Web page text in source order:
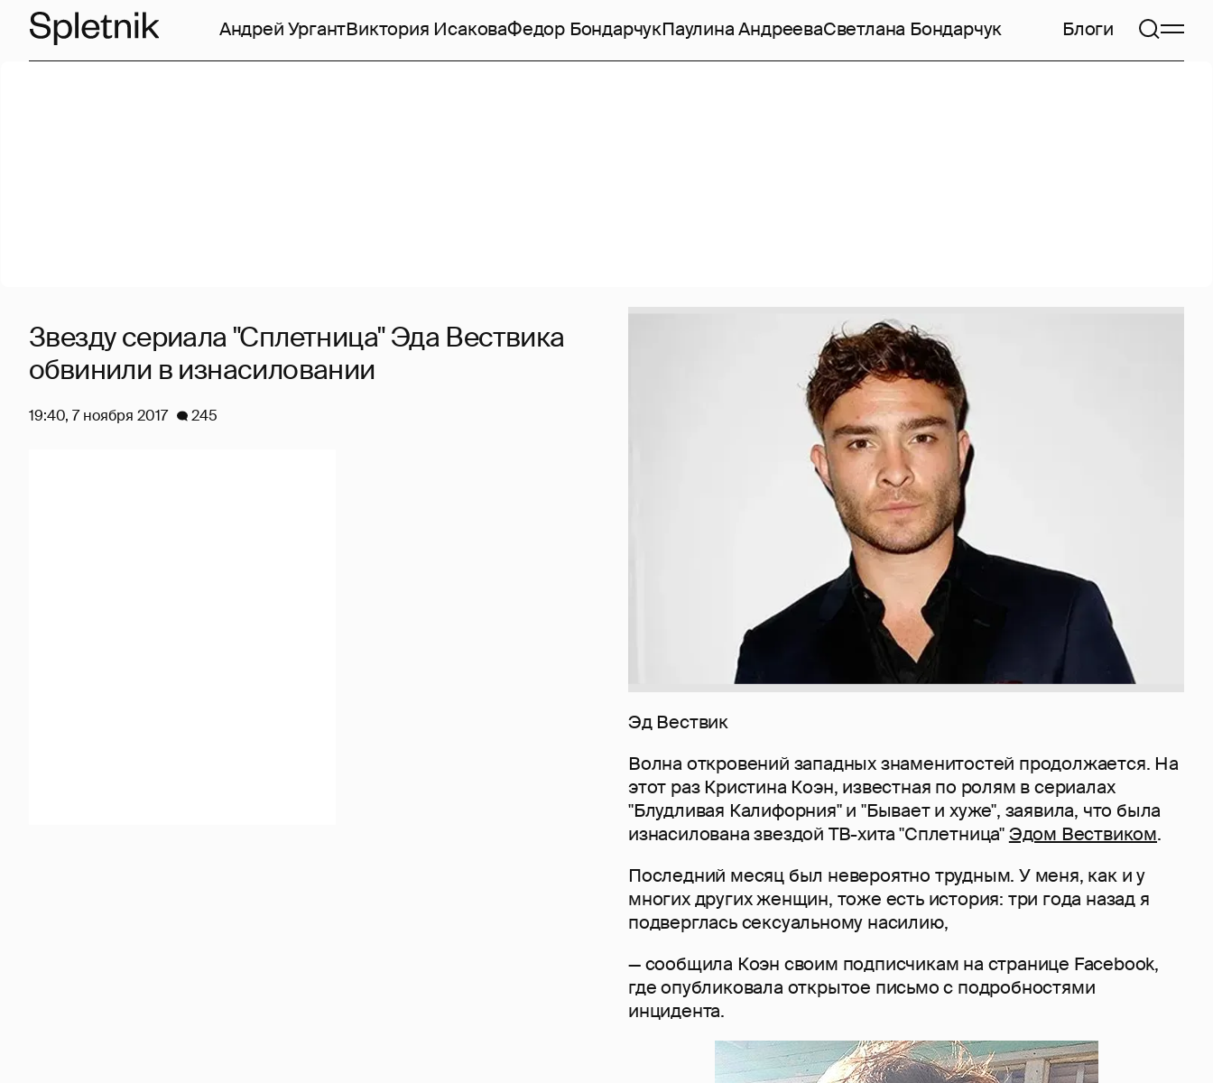
Андрей УргантВиктория ИсаковаФедор БондарчукПаулина АндрееваСветлана Бондарчук Блоги
Эд Вествик
Волна откровений западных знаменитостей продолжается. На
этот раз Кристина Коэн, известная по ролям в сериалах
"Блудливая Калифорния" и "Бывает и хуже", заявила, что была
изнасилована звездой ТВ-хита "Сплетница"Эдом Вествиком.
Последний месяц был невероятно трудным. У меня, как и у
многих других женщин, тоже есть история: три года назад я
подверглась сексуальному насилию,
— сообщила Коэн своим подписчикам на странице Facebook,
где опубликовала открытое письмо с подробностями
инцидента.
Звезду сериала "Сплетница" Эда Вествика
обвинили в изнасиловании
19:40, 7 ноября 2017 245